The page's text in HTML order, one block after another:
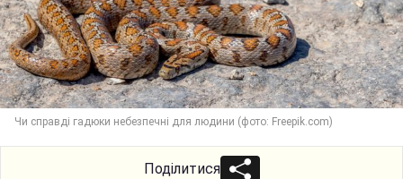
Чи справді гадюки небезпечні для людини (фото: Freepik.com)
Поділитися